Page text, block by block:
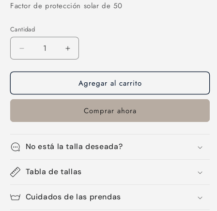
Factor de protección solar de 50
Cantidad
Cantidad
Reducir
cantidad
para
01
Aumentar
cantidad
para
Chonete-
01
Agregar al carrito
Comprar ahora
No está la talla deseada?
Tabla de tallas
Cuidados de las prendas